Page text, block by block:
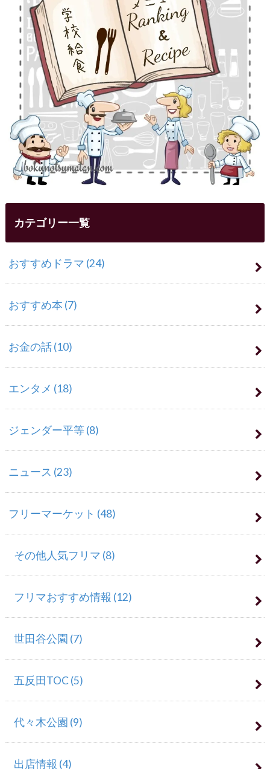
カテゴリー一覧
おすすめドラマ (24)
おすすめ本 (7)
お金の話(10)
エンタメ (18)
ジェンダー平等(8)
ニュース (23)
フリーマーケット (48)
その他人気フリマ (8)
フリマおすすめ情報 (12)
世田谷公園 (7)
五反田TOC(5)
代々木公園 (9)
出店情報 (4)